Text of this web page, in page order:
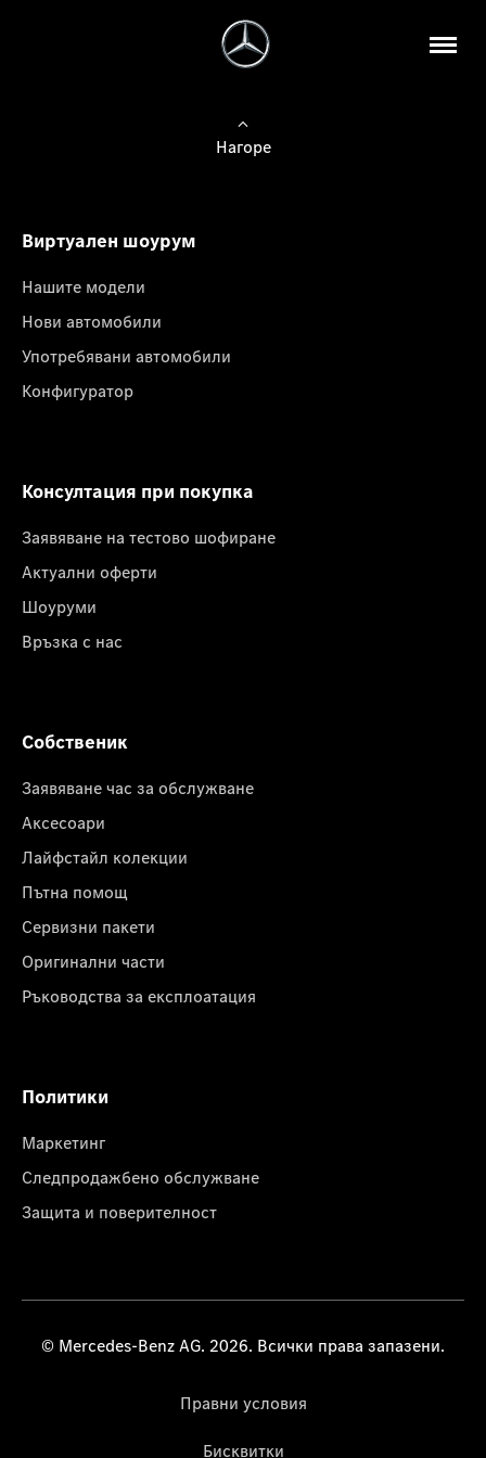
Нагоре
Виртуален шоурум
Нашите модели
Нови автомобили
Употребявани автомобили
Конфигуратор
Консултация при покупка
Заявяване на тестово шофиране
Актуални оферти
Шоуруми
Връзка с нас
Собственик
Заявяване час за обслужване
Аксесоари
Лайфстайл колекции
Пътна помощ
Сервизни пакети
Оригинални части
Ръководства за експлоатация
Политики
Маркетинг
Следпродажбено обслужване
Защита и поверителност
© Mercedes-Benz AG. 2026. Всички права запазени.
Правни условия
Бисквитки